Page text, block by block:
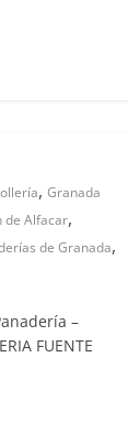
,Granada
de Alfacar,
de Granada,
–
FUENTE